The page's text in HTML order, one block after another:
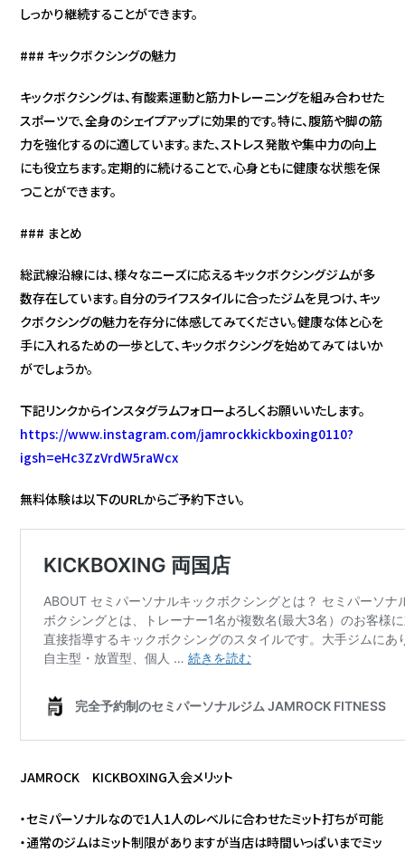
しっかり継続することができます。
### キックボクシングの魅力
キックボクシングは、有酸素運動と筋力トレーニングを組み合わせた
スポーツで、全身のシェイプアップに効果的です。特に、腹筋や脚の筋
力を強化するのに適しています。また、ストレス発散や集中力の向上
にも役立ちます。定期的に続けることで、心身ともに健康な状態を保
つことができます。
### まとめ
総武線沿線には、様々なニーズに応えるキックボクシングジムが多
数存在しています。自分のライフスタイルに合ったジムを見つけ、キッ
クボクシングの魅力を存分に体感してみてください。健康な体と心を
手に入れるための一歩として、キックボクシングを始めてみてはいか
がでしょうか。
下記リンクからインスタグラムフォローよろしくお願いいたします。
https://www.instagram.com/jamrockkickboxing0110?
igsh=eHc3ZzVrdW5raWcx
無料体験は以下のURLからご予約下さい。
JAMROCK KICKBOXING入会メリット
・セミパーソナルなので1人1人のレベルに合わせたミット打ちが可能
・通常のジムはミット制限がありますが当店は時間いっぱいまでミッ